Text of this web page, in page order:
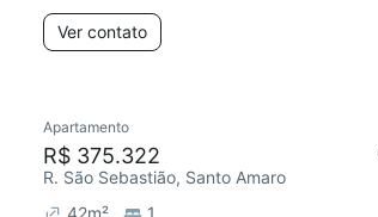
Ver contato
Apartamento
R$ 375.322
R. São Sebastião, Santo Amaro
42m² 1